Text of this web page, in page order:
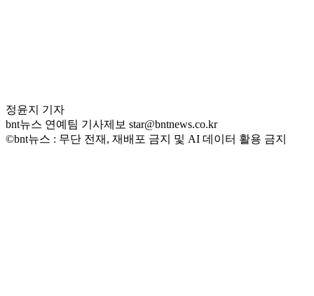
정윤지 기자
bnt뉴스 연예팀 기사제보 star@bntnews.co.kr
©bnt뉴스 : 무단 전재, 재배포 금지 및 AI 데이터 활용 금지